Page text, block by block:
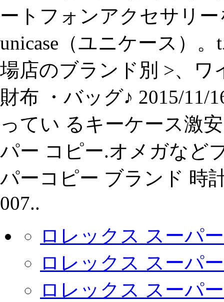
ートフォンアクセサリ
unicase（ユニケース）
場店のブランド別 >、
財布 ・バッグ♪ 2015/11/
ってい るキーケース激
パー コピー.オメガなど
パーコピー ブランド 時
007..
ロレックス スーパ
ロレックス スーパ
ロレックス スーパ